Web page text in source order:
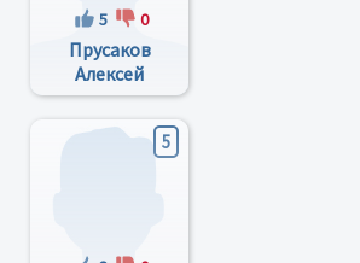
5 0
Прусаков
Алексей
Викторович
5